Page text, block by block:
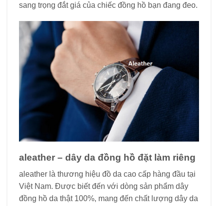
sang trọng đắt giá của chiếc đồng hồ bạn đang đeo.
aleather – dây da đồng hồ đặt làm riêng
aleather là thương hiệu đồ da cao cấp hàng đầu tại
Việt Nam. Được biết đến với dòng sản phẩm dây
đồng hồ da thật 100%, mang đến chất lượng dây da